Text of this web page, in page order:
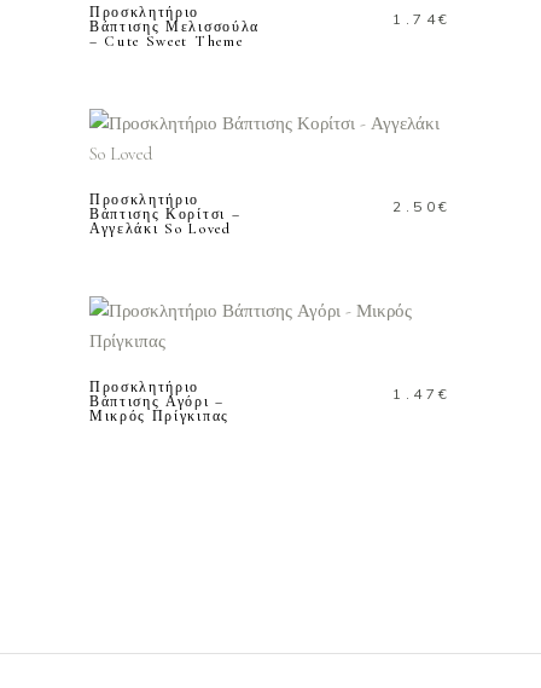
Προσκλητήριο
Βάπτισης Μελισσούλα
– Cute Sweet Theme
1.74€
ΠΡΟΣΘΗΚΗ ΣΤΟ
Προσκλητήριο
Βάπτισης Κορίτσι –
Αγγελάκι So Loved
2.50€
ΠΡΟΣΘΗΚΗ ΣΤΟ
Προσκλητήριο
Βάπτισης Αγόρι –
Μικρός Πρίγκιπας
1.47€